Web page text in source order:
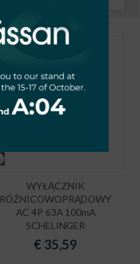
WYŁĄCZNIK
RÓŻNICOWOPRĄDOWY
AC 4P 63A 100mA
SCHELINGER
€ 35,59